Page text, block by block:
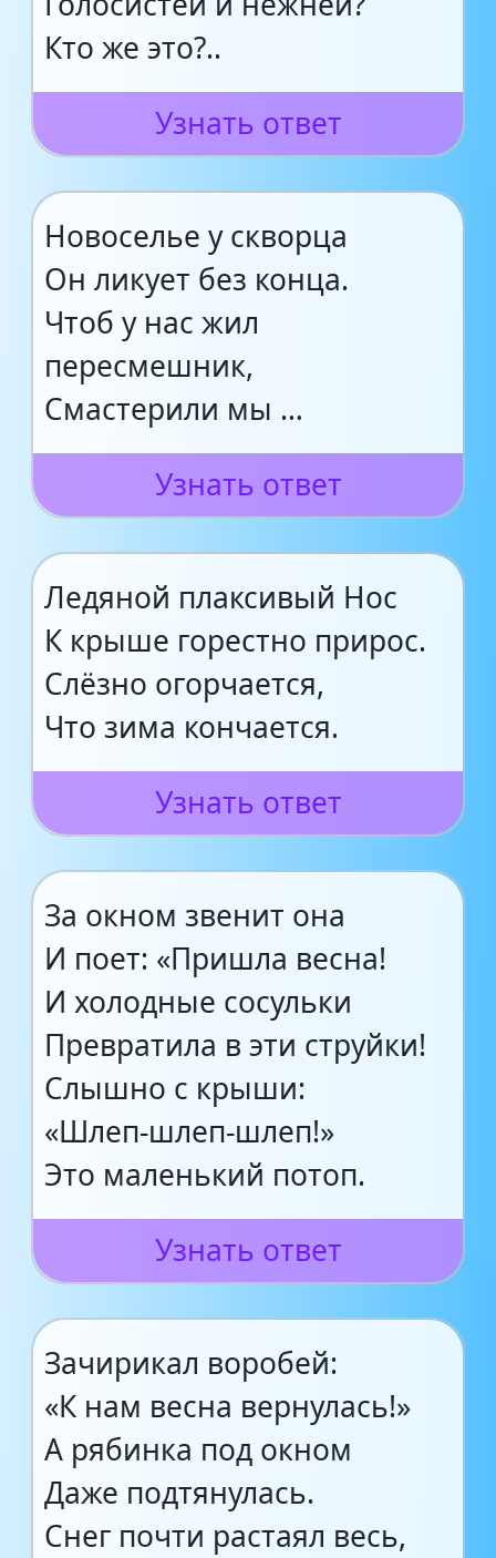
Кто же это?..
Узнать ответ
Новоселье у скворца
Он ликует без конца.
Чтоб у нас жил
пересмешник,
Смастерили мы …
Узнать ответ
Ледяной плаксивый Нос
К крыше горестно прирос.
Слёзно огорчается,
Что зима кончается.
Узнать ответ
За окном звенит она
И поет: «Пришла весна!
И холодные сосульки
Превратила в эти струйки!
Слышно с крыши:
«Шлеп-шлеп-шлеп!»
Это маленький потоп.
Узнать ответ
Зачирикал воробей:
«К нам весна вернулась!»
А рябинка под окном
Даже подтянулась.
Снег почти растаял весь,